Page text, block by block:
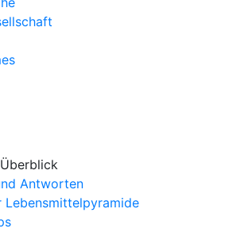
Antworten
Lebensmittelpyramide